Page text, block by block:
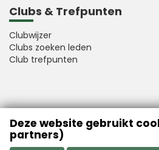
Clubs & Trefpunten
Clubwijzer
Clubs zoeken leden
Club trefpunten
VFB is a member of
Deze website gebruikt
partners)